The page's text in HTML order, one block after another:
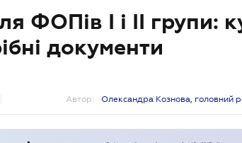
ФОПів I і II групи:
документи
Автор: Олександра Кознова, головний